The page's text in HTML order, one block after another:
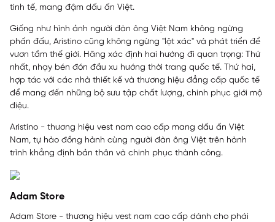
tinh tế, mang đậm dấu ấn Việt.
Giống như hình ảnh người đàn ông Việt Nam không ngừng
phấn đấu, Aristino cũng không ngừng "lột xác" và phát triển để
vươn tầm thế giới. Hãng xác định hai hướng đi quan trọng: Thứ
nhất, nhạy bén đón đầu xu hướng thời trang quốc tế. Thứ hai,
hợp tác với các nhà thiết kế và thương hiệu đẳng cấp quốc tế
để mang đến những bộ sưu tập chất lượng, chinh phục giới mộ
điệu.
Aristino - thương hiệu vest nam cao cấp mang dấu ấn Việt
Nam, tự hào đồng hành cùng người đàn ông Việt trên hành
trình khẳng định bản thân và chinh phục thành công.
Adam Store
Adam Store - thương hiệu vest nam cao cấp dành cho phái